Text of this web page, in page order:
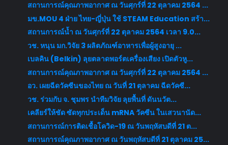
สถานการณ์คุณภาพอากาศ ณ วันศุกร์ที่ 22 ตุลาคม 2564 ...
มข.MOU 4 ฝ่าย ไทย-ญี่ปุ่น ใช้ STEAM Education สร้า...
สถานการณ์น้ำ ณ วันศุกร์ที่ 22 ตุลาคม 2564 เวลา 9.0...
วช. หนุน มก.วิจัย 3 ผลิตภัณฑ์อาหารเพื่อผู้สูงอายุ ...
เบลคิน (Belkin) ลุยตลาดพอร์ตเครื่องเสียง เปิดตัวหู...
สถานการณ์คุณภาพอากาศ ณ วันศุกร์ที่ 22 ตุลาคม 2564 ...
อว. เผยฉีดวัคซีนของไทย ณ วันที่ 21 ตุลาคม ฉีดวัคซี...
วช. ร่วมกับ จ. ชุมพร นำทีมวิจัย ลุยพื้นที่ ดันนวัต...
เคลียร์ให้ชัด ซัดทุกประเด็น mRNA วัคซีน ในเสวนานัด...
สถานการณ์การติดเชื้อโควิด-19 ณ วันพฤหัสบดีที่ 21 ต...
สถานการณ์คุณภาพอากาศ ณ วันพฤหัสบดีที่ 21 ตุลาคม 25...